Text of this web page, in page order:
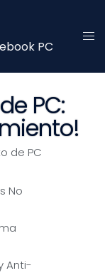
PC
PC:
de PC
No
Anti-